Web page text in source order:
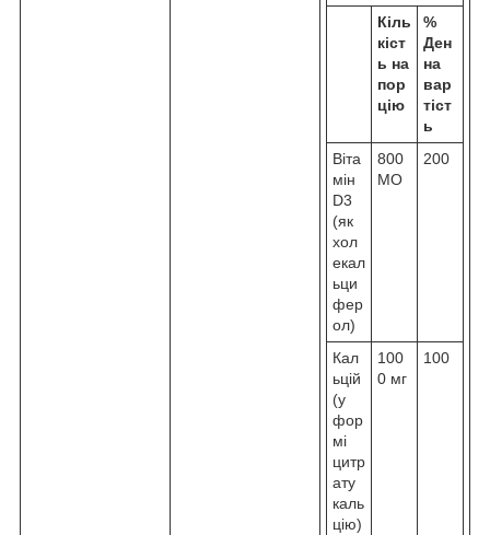
Кіль
кіст
ь на
пор
цію
%
Ден
на
вар
тіст
ь
Віта
мін
D3
(як
хол
екал
ьци
фер
ол)
800
МО
200
Кал
ьцій
(у
фор
мі
цитр
ату
каль
цію)
100
0 мг
100